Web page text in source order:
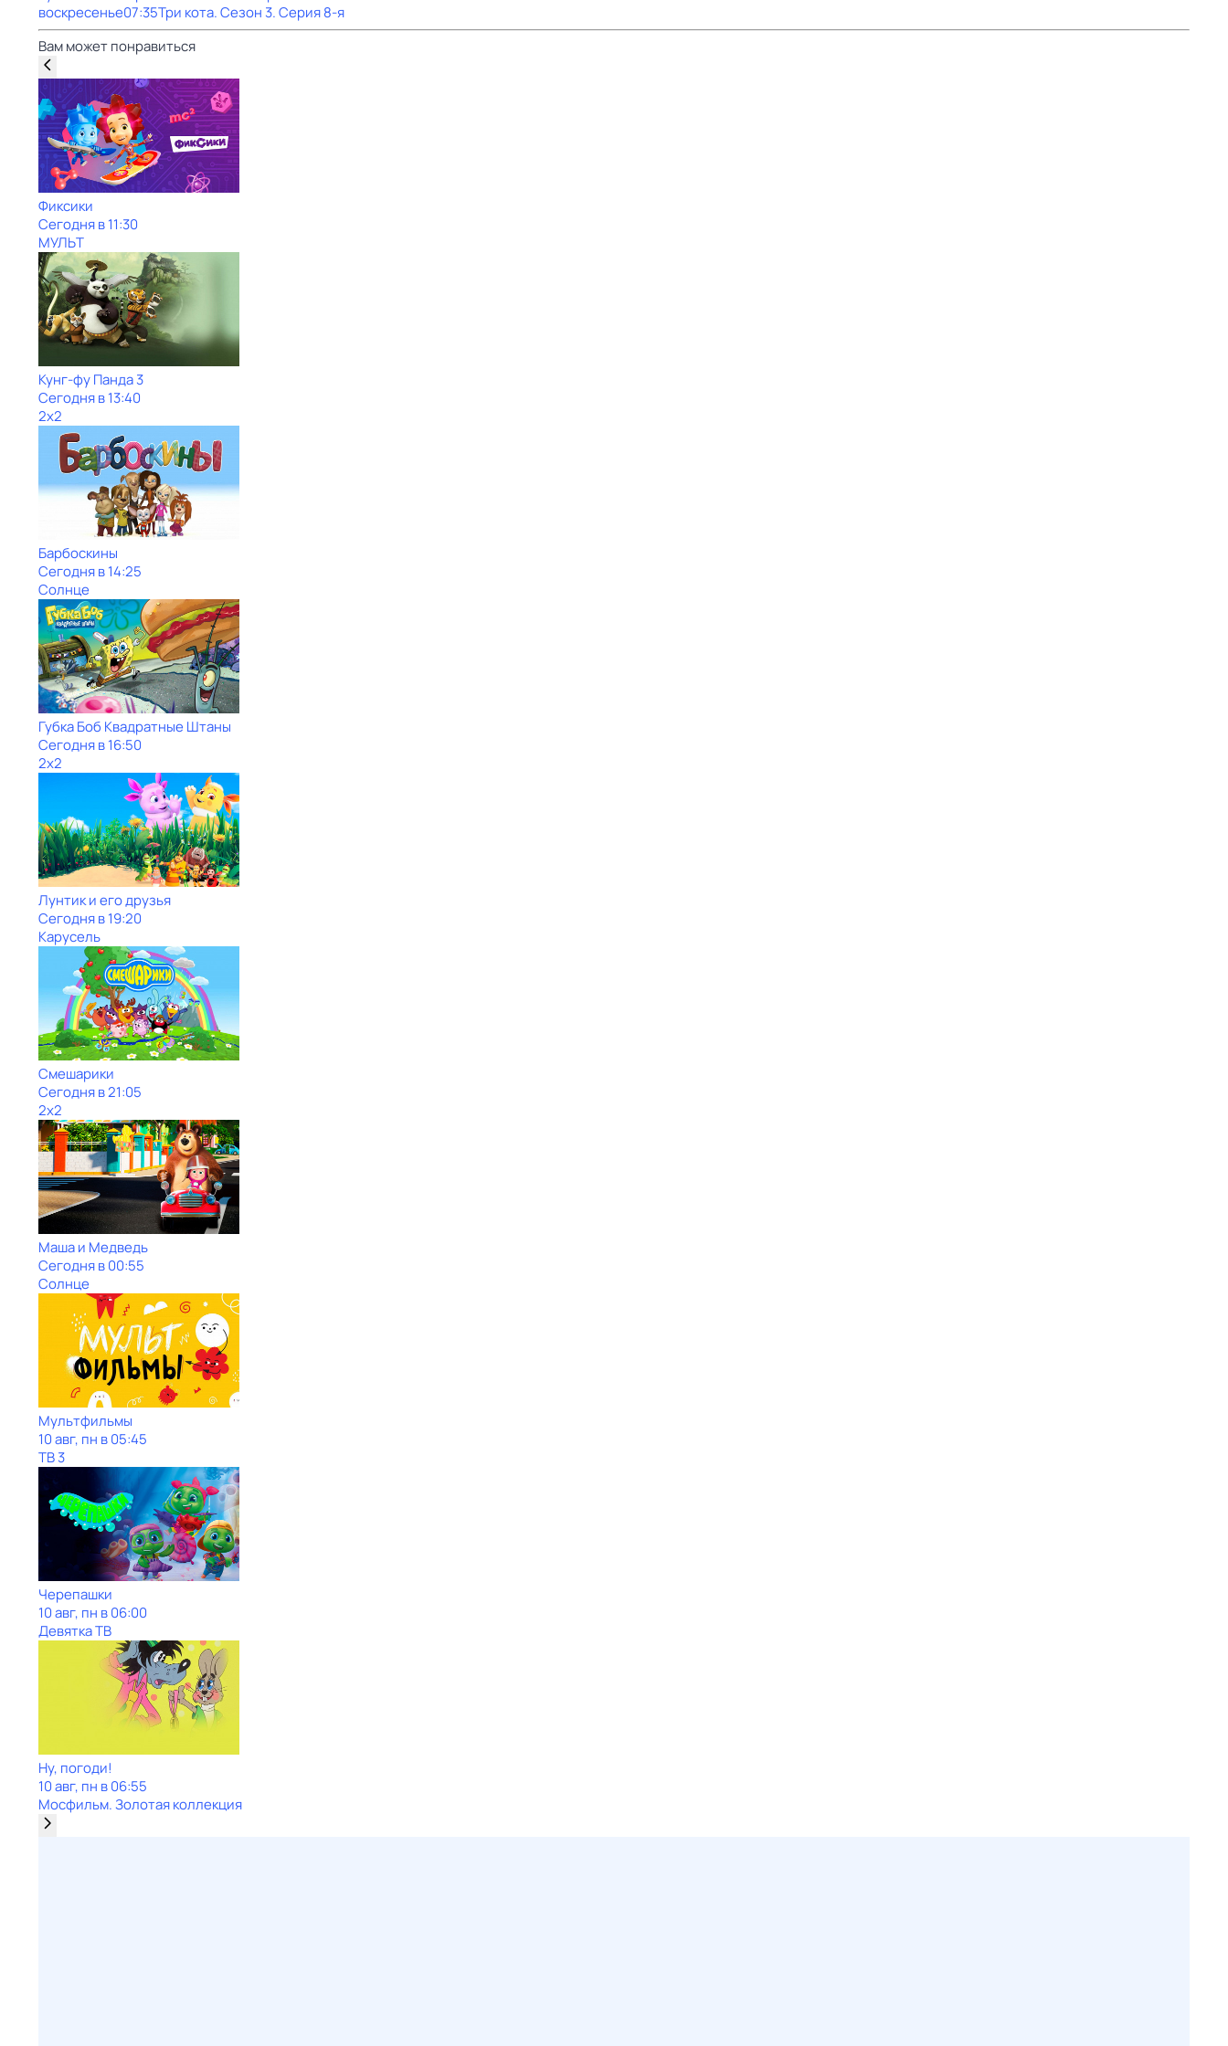
воскресенье07:35Три кота. Сезон 3. Серия 8-я
Вам может понравиться
Фиксики
Сегодня в 11:30
МУЛЬТ
Кунг-фу Панда 3
Сегодня в 13:40
2x2
Барбоскины
Сегодня в 14:25
Солнце
Губка Боб Квадратные Штаны
Сегодня в 16:50
2x2
Лунтик и его друзья
Сегодня в 19:20
Карусель
Смешарики
Сегодня в 21:05
2x2
Маша и Медведь
Сегодня в 00:55
Солнце
Мультфильмы
10 авг, пн в 05:45
ТВ 3
Черепашки
10 авг, пн в 06:00
Девятка ТВ
Ну, погоди!
10 авг, пн в 06:55
Мосфильм. Золотая коллекция